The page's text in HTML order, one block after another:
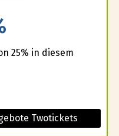
25% in diesem
Twotickets